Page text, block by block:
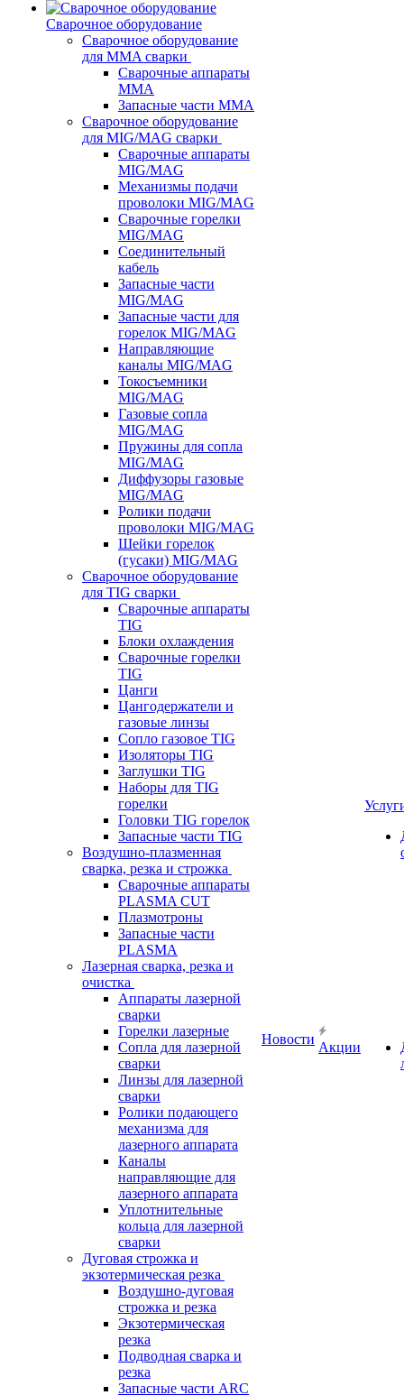
Сварочное оборудование
Сварочное оборудование
для MMA сварки
Сварочные аппараты
MMA
Запасные части MMA
Сварочное оборудование
для MIG/MAG сварки
Сварочные аппараты
MIG/MAG
Механизмы подачи
проволоки MIG/MAG
Сварочные горелки
MIG/MAG
Соединительный
кабель
Запасные части
MIG/MAG
Запасные части для
горелок MIG/MAG
Направляющие
каналы MIG/MAG
Токосъемники
MIG/MAG
Газовые сопла
MIG/MAG
Пружины для сопла
MIG/MAG
Диффузоры газовые
MIG/MAG
Ролики подачи
проволоки MIG/MAG
Шейки горелок
(гусаки) MIG/MAG
Сварочное оборудование
для TIG сварки
Сварочные аппараты
TIG
Блоки охлаждения
Сварочные горелки
TIG
Цанги
Цангодержатели и
газовые линзы
Сопло газовое TIG
Изоляторы TIG
Заглушки TIG
Наборы для TIG
горелки
Головки TIG горелок
Запасные части TIG
Воздушно-плазменная
сварка, резка и строжка
Сварочные аппараты
PLASMA CUT
Плазмотроны
Запасные части
PLASMA
Лазерная сварка, резка и
очистка
Аппараты лазерной
сварки
Горелки лазерные
Сопла для лазерной
сварки
Линзы для лазерной
сварки
Ролики подающего
механизма для
лазерного аппарата
Каналы
направляющие для
лазерного аппарата
Уплотнительные
кольца для лазерной
сварки
Дуговая строжка и
экзотермическая резка
Воздушно-дуговая
строжка и резка
Экзотермическая
резка
Подводная сварка и
резка
Запасные части ARC
Новости
Акции